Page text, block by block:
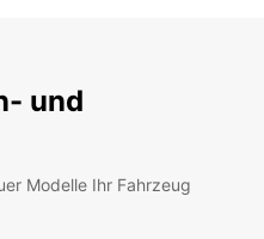
und
Modelle Ihr Fahrzeug